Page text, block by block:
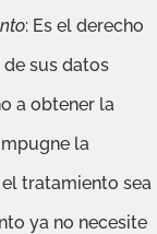
: Es el derecho
sus datos
a obtener la
la
tratamiento sea
ya no necesite